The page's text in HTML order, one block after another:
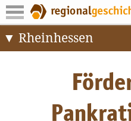
Rheinhessen